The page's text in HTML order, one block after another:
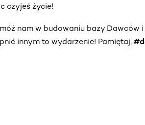
czyjeś życie!
nam w budowaniu bazy Dawców
innym to wydarzenie! Pamiętaj,